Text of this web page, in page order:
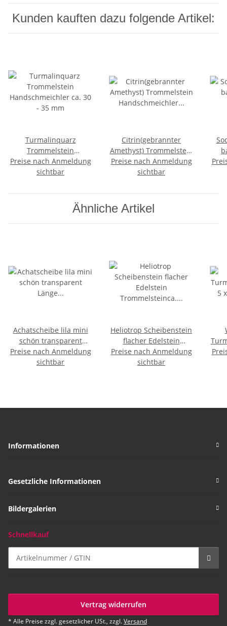
Kunden kauften dazu folgende Artikel:
Turmalinquarz
Trommelstein
Handschmeichler ca. 30
- 35 mm
Preise nach Anmeldung
sichtbar
Citrin(gebrannter
Amethyst) Trommelstein
Handschmeichler ca. 30
- 40 mm
Preise nach Anmeldung
sichtbar
Ähnliche Artikel
Achatscheibe lila mini
schön transparent
Länge ca. 50 - 70 mm
Preise nach Anmeldung
sichtbar
Heliotrop Scheibenstein
flacher Edelstein
Trommelsteinca. 30 - 40
mm
Preise nach Anmeldung
sichtbar
5
Informationen
Gesetzliche Informationen
Bildergalerien
Schnellkauf
Vertrag widerrufen
* Alle Preise zzgl. gesetzlicher USt., zzgl.Versand